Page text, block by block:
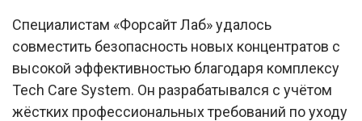
Специалистам «Форсайт Лаб» удалось
совместить безопасность новых концентратов с
высокой эффективностью благодаря комплексу
Tech Care System. Он разрабатывался с учётом
жёстких профессиональных требований по уходу